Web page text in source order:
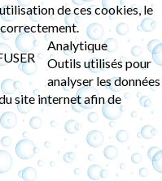
de ces cookies, le
Analytique
Outils utilisés pour
analyser les données
site internet afin de